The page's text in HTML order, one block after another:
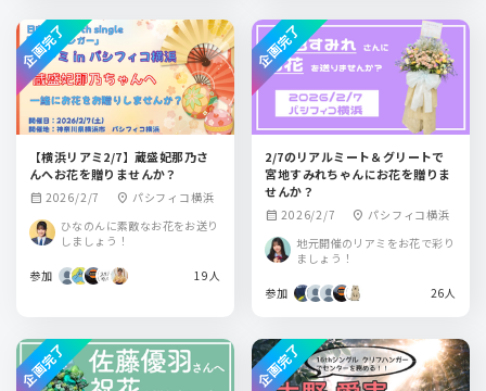
【横浜リアミ2/7】蔵盛妃那乃さ
んへお花を贈りませんか？
calendar_month 2026/2/7 location_on パシフィコ横浜
ひなのんに素敵なお花をお送り
しましょう！
参加 19人
企画完了
2/7のリアルミート＆グリートで
宮地すみれちゃんにお花を贈りま
せんか？
calendar_month 2026/2/7 location_on パシフィコ横浜
地元開催のリアミをお花で彩り
ましょう！
参加 26人
企画完了
企画完了 企画完了